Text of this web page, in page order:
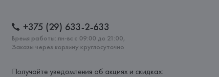
+375 (29) 633-2-633
Время работы: пн-вс с 09:00 до 21:00,
Заказы через корзину круглосуточно
Получайте уведомления об акциях и скидках: